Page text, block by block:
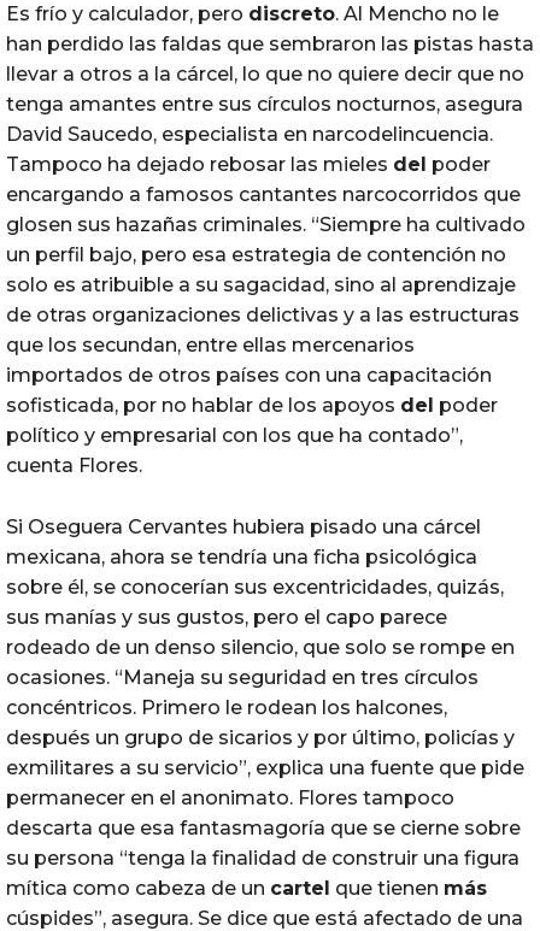
Es frío y calculador, pero discreto. Al Mencho no le
han perdido las faldas que sembraron las pistas hasta
llevar a otros a la cárcel, lo que no quiere decir que no
tenga amantes entre sus círculos nocturnos, asegura
David Saucedo, especialista en narcodelincuencia.
Tampoco ha dejado rebosar las mieles del poder
encargando a famosos cantantes narcocorridos que
glosen sus hazañas criminales. “Siempre ha cultivado
un perfil bajo, pero esa estrategia de contención no
solo es atribuible a su sagacidad, sino al aprendizaje
de otras organizaciones delictivas y a las estructuras
que los secundan, entre ellas mercenarios
importados de otros países con una capacitación
sofisticada, por no hablar de los apoyos del poder
político y empresarial con los que ha contado”,
cuenta Flores.
Si Oseguera Cervantes hubiera pisado una cárcel
mexicana, ahora se tendría una ficha psicológica
sobre él, se conocerían sus excentricidades, quizás,
sus manías y sus gustos, pero el capo parece
rodeado de un denso silencio, que solo se rompe en
ocasiones. “Maneja su seguridad en tres círculos
concéntricos. Primero le rodean los halcones,
después un grupo de sicarios y por último, policías y
exmilitares a su servicio”, explica una fuente que pide
permanecer en el anonimato. Flores tampoco
descarta que esa fantasmagoría que se cierne sobre
su persona “tenga la finalidad de construir una figura
mítica como cabeza de un cartel que tienen más
cúspides”, asegura. Se dice que está afectado de una